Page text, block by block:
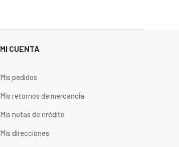
MI CUENTA
Mis pedidos
Mis retornos de mercancia
Mis notas de crédito
Mis direcciones